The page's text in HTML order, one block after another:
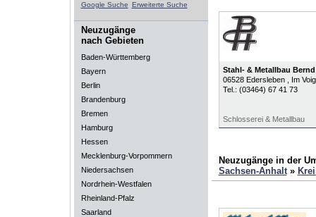
Google Suche Erweiterte Suche
Neuzugänge
nach Gebieten
Baden-Württemberg
Bayern
Berlin
Brandenburg
Bremen
Hamburg
Hessen
Mecklenburg-Vorpommern
Niedersachsen
Nordrhein-Westfalen
Rheinland-Pfalz
Saarland
Stahl- & Metallbau
06528 Edersleben
, Im
Tel.: (03464) 67 41 73
Schlosserei & Metallbau
Neuzugänge in der
Sachsen-Anhalt»